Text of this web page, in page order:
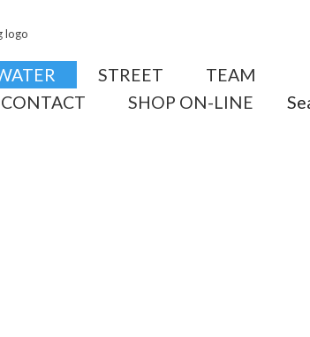
STREET
TEAM
CONTACT SHOP ON-LINE